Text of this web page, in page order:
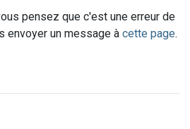
pensez que c'est une erreur de
envoyer un message à cette page.